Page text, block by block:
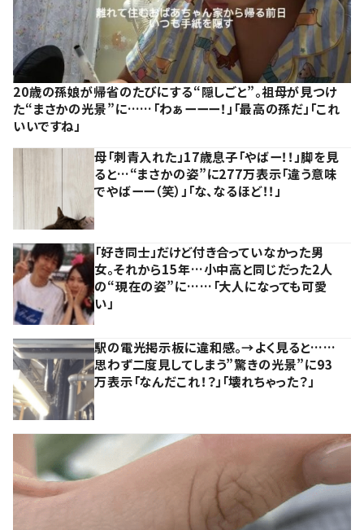
20歳の孫娘が帰省のたびにする“隠しごと”。祖母が見つけ
た“まさかの光景”に……「わぁーーー！」「最高の孫だ」「これ
いいですね」
母「刺青入れた」17歳息子「やばー！！」脚を見
ると…“まさかの姿”に277万表示「違う意味
でやばーー（笑）」「な、なるほど！！」
「好き同士」だけど付き合っていなかった男
女。それから15年…小中高と同じだった2人
の“現在の姿”に……「大人になっても可愛
い」
駅の電光掲示板に違和感。→よく見ると……
思わず二度見してしまう”驚きの光景”に93
万表示「なんだこれ！？」「壊れちゃった？」